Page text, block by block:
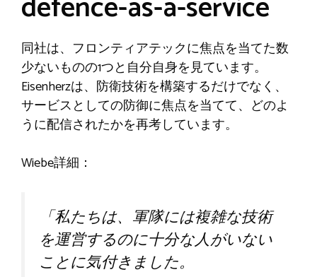
同社は、フロンティアテックに焦点を当てた数
少ないものの1つと自分自身を見ています。
Eisenherzは、防衛技術を構築するだけでなく、
サービスとしての防御に焦点を当てて、どのよ
うに配信されたかを再考しています。
Wiebe詳細：
「私たちは、軍隊には複雑な技術
を運営するのに十分な人がいない
ことに気付きました。